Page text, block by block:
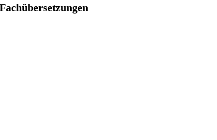
Fach­übersetzungen